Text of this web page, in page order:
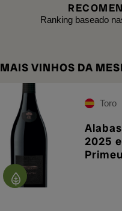
Ranking baseado
MAIS VINHOS DA
Toro
2025